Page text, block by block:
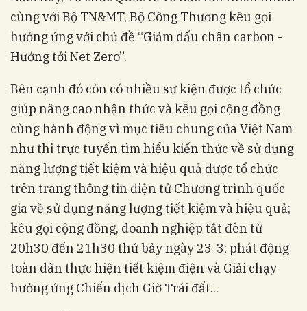
cùng với Bộ TN&MT, Bộ Công Thương kêu gọi
hưởng ứng với chủ đề “Giảm dấu chân carbon -
Hướng tới Net Zero”.
Bên cạnh đó còn có nhiều sự kiện được tổ chức
giúp nâng cao nhận thức và kêu gọi cộng đồng
cùng hành động vì mục tiêu chung của Việt Nam
như thi trực tuyến tìm hiểu kiến thức về sử dụng
năng lượng tiết kiệm và hiệu quả được tổ chức
trên trang thông tin điện tử Chương trình quốc
gia về sử dụng năng lượng tiết kiệm và hiệu quả;
kêu gọi cộng đồng, doanh nghiệp tắt đèn từ
20h30 đến 21h30 thứ bảy ngày 23-3; phát động
toàn dân thực hiện tiết kiệm điện và Giải chạy
hưởng ứng Chiến dịch Giờ Trái đất...